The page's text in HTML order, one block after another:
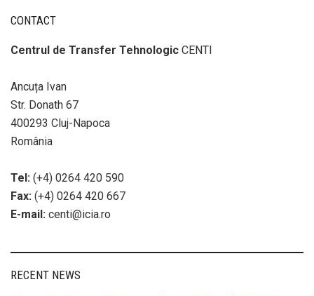
CONTACT
Centrul de Transfer Tehnologic CENTI
Ancuța Ivan
Str. Donath 67
400293 Cluj-Napoca
România
Tel: (+4) 0264 420 590
Fax: (+4) 0264 420 667
E-mail: centi@icia.ro
RECENT NEWS